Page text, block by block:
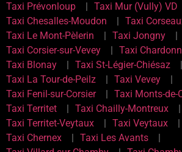
Taxi Prévonloup
Taxi Mur (Vully) VD
Taxi Chesalles-Moudon
Taxi
Taxi Le Mont-Pèlerin
Taxi Jongny
Taxi Corsier-sur-Vevey
Taxi
Taxi Blonay
Taxi St-Légier-Chiésaz
Taxi La Tour-de-Peilz
Taxi Vevey
Taxi Fenil-sur-Corsier
Taxi Monts-de-
Taxi Territet
Taxi Chailly-Montreux
Taxi Territet-Veytaux
Taxi Veytaux
Taxi Chernex
Taxi Les Avants